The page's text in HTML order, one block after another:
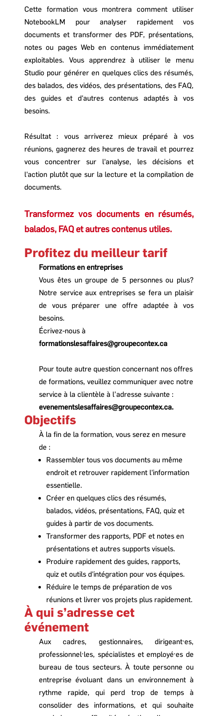
Cette formation vous montrera comment utiliser
NotebookLM pour analyser rapidement vos
documents et transformer des PDF, présentations,
notes ou pages Web en contenus immédiatement
exploitables. Vous apprendrez à utiliser le menu
Studio pour générer en quelques clics des résumés,
des balados, des vidéos, des présentations, des FAQ,
des guides et d'autres contenus adaptés à vos
besoins.
Résultat : vous arriverez mieux préparé à vos
réunions, gagnerez des heures de travail et pourrez
vous concentrer sur l'analyse, les décisions et
l'action plutôt que sur la lecture et la compilation de
documents.
Transformez vos documents en résumés,
balados, FAQ et autres contenus utiles.
Profitez du meilleur tarif
Formations en entreprises
Vous êtes un groupe de 5 personnes ou plus?
Notre service aux entreprises se fera un plaisir
de vous préparer une offre adaptée à vos
besoins.
Écrivez-nous à
formationslesaffaires@groupecontex.ca
Pour toute autre question concernant nos offres
de formations, veuillez communiquer avec notre
service à la clientèle à l’adresse suivante :
evenementslesaffaires@groupecontex.ca.
Objectifs
À la fin de la formation, vous serez en mesure
de :
Rassembler tous vos documents au même
endroit et retrouver rapidement l'information
essentielle.
Créer en quelques clics des résumés,
balados, vidéos, présentations, FAQ, quiz et
guides à partir de vos documents.
Transformer des rapports, PDF et notes en
présentations et autres supports visuels.
Produire rapidement des guides, rapports,
quiz et outils d'intégration pour vos équipes.
Réduire le temps de préparation de vos
réunions et livrer vos projets plus rapidement.
À qui s’adresse cet
événement
Aux cadres, gestionnaires, dirigeant·es,
professionnel·les, spécialistes et employé·es de
bureau de tous secteurs. À toute personne ou
entreprise évoluant dans un environnement à
rythme rapide, qui perd trop de temps à
consolider des informations, et qui souhaite